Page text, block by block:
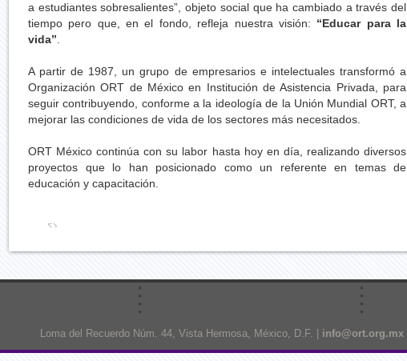
a estudiantes sobresalientes”, objeto social que ha cambiado a través del
tiempo pero que, en el fondo, refleja nuestra visión: “Educar para la
vida”
A partir de 1987, un grupo de empresarios e intelectuales transformó a
Organización ORT de México en Institución de Asistencia Privada, para
seguir contribuyendo, conforme a la ideología de la Unión Mundial ORT, a
mejorar las condiciones de vida de los sectores más necesitados.
ORT México continúa con su labor hasta hoy en día, realizando diversos
proyectos que lo han posicionado como un referente en temas de
educación y capacitación.
Loma del Recuerdo Núm. 44, Vista Hermosa, México, D.F. | info@ort.org.mx